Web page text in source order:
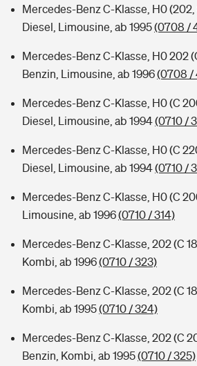
Mercedes-Benz C-Klasse, H0 (202,
Diesel, Limousine, ab 1995(0708 /
Mercedes-Benz C-Klasse, H0 202
Benzin, Limousine, ab 1996(0708 /
Mercedes-Benz C-Klasse, H0 (C
Diesel, Limousine, ab 1994(0710 /
Mercedes-Benz C-Klasse, H0 (C
Diesel, Limousine, ab 1994(0710 /
Mercedes-Benz C-Klasse, H0 (C
Limousine, ab 1996(0710 / 314)
Mercedes-Benz C-Klasse, 202 (C
Kombi, ab 1996(0710 / 323)
Mercedes-Benz C-Klasse, 202 (C
Kombi, ab 1995(0710 / 324)
Mercedes-Benz C-Klasse, 202 (C
Benzin, Kombi, ab 1995(0710 / 325)